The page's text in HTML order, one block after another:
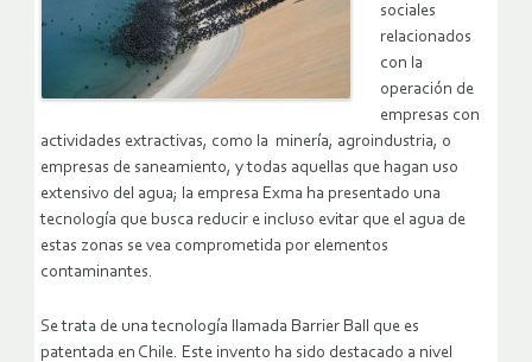
sociales
relacionados
con la
operación de
empresas con
actividades extractivas, como la minería, agroindustria, o
empresas de saneamiento, y todas aquellas que hagan uso
extensivo del agua; la empresa Exma ha presentado una
tecnología que busca reducir e incluso evitar que el agua de
estas zonas se vea comprometida por elementos
contaminantes.
Se trata de una tecnología llamada Barrier Ball que es
patentada en Chile. Este invento ha sido destacado a nivel